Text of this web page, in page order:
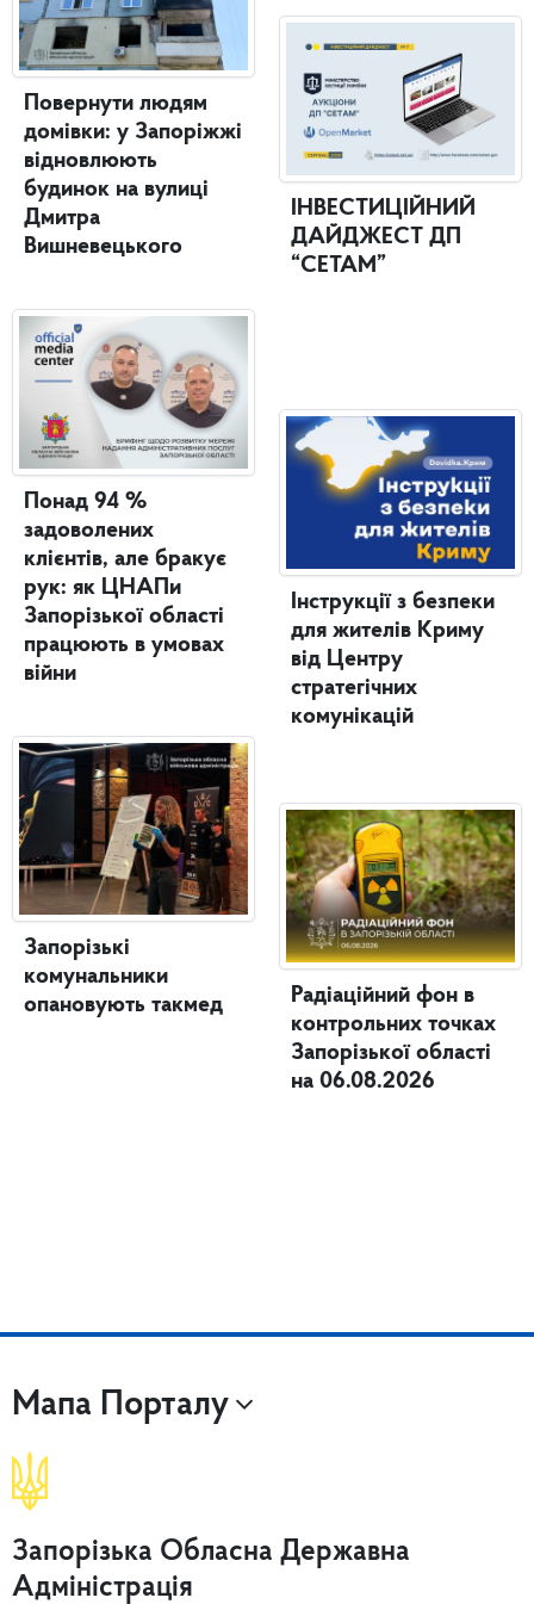
Повернути людям
домівки: у Запоріжжі
відновлюють
будинок на вулиці
Дмитра
Вишневецького
Понад 94 %
задоволених
клієнтів, але бракує
рук: як ЦНАПи
Запорізької області
працюють в умовах
війни
Запорізькі
комунальники
опановують такмед
ІНВЕСТИЦІЙНИЙ
ДАЙДЖЕСТ ДП
“СЕТАМ”
Інструкції з безпеки
для жителів Криму
від Центру
стратегічних
комунікацій
Радіаційний фон в
контрольних точках
Запорізької області
на 06.08.2026
Мапа Порталу
Запорізька Обласна Державна
Адміністрація